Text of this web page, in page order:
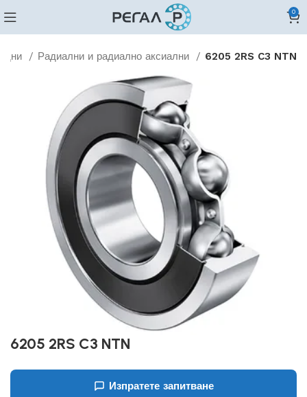
0
Радиални и радиално аксиални 6205 2RS C3 NTN
6205 2RS C3 NTN
Изпратете запитване